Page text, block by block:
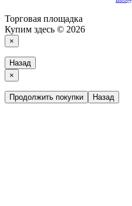
Торговая площадка
Купим здесь © 2026
×
Назад
×
Продолжить покупки Назад